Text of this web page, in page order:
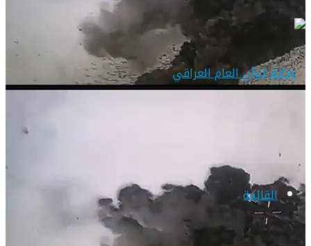
القائمة